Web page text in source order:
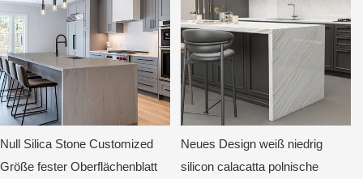
Null Silica Stone Customized
Größe fester Oberflächenblatt
Neues Design weiß niedrig
silicon calacatta polnische